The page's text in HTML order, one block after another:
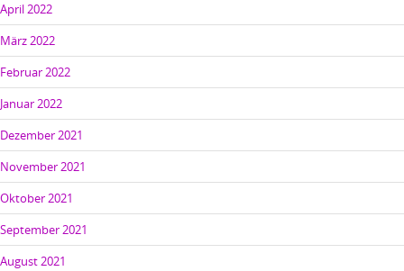
April 2022
März 2022
Februar 2022
Januar 2022
Dezember 2021
November 2021
Oktober 2021
September 2021
August 2021